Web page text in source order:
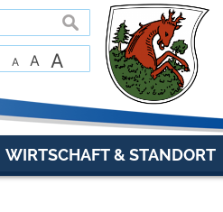
suchen
A A A
WIRTSCHAFT & STANDORT